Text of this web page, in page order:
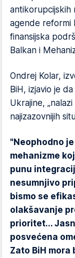
antikorupcijskih
agende reformi
finansijska
Balkan i
Ondrej Kolar,
BiH, izjavio je
Ukrajine,
najizazovnijih
"Neophodno
mehanizme
punu
nesumnjivo
bismo se
olakšavanje
prioritet...
posvećena
Zato BiH mora